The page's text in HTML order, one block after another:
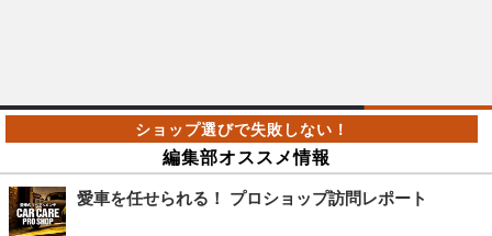
編集部オススメ情報
愛車を任せられる！ プロショップ訪問レポート